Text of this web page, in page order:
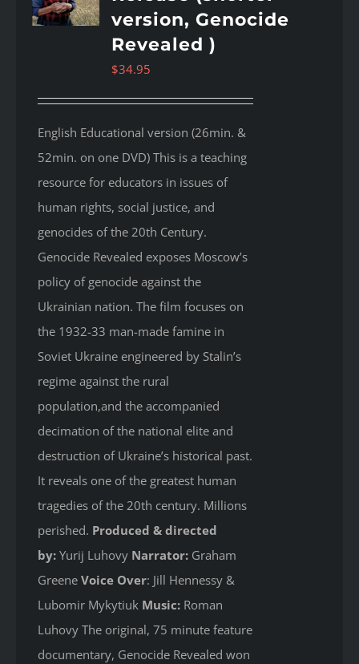
version, Genocide
Revealed )
$34.95
English Educational version (26min. &
52min. on one DVD) This is a teaching
resource for educators in issues of
human rights, social justice, and
genocides of the 20th Century.
Genocide Revealed exposes Moscow’s
policy of genocide against the
Ukrainian nation. The film focuses on
the 1932-33 man-made famine in
Soviet Ukraine engineered by Stalin’s
regime against the rural
population,and the accompanied
decimation of the national elite and
destruction of Ukraine’s historical past.
It reveals one of the greatest human
tragedies of the 20th century. Millions
perished. Produced & directed
by: Yurij Luhovy Narrator: Graham
GreeneVoice Over: Jill Hennessy &
Lubomir Mykytiuk Music: Roman
Luhovy The original, 75 minute feature
documentary, Genocide Revealed won